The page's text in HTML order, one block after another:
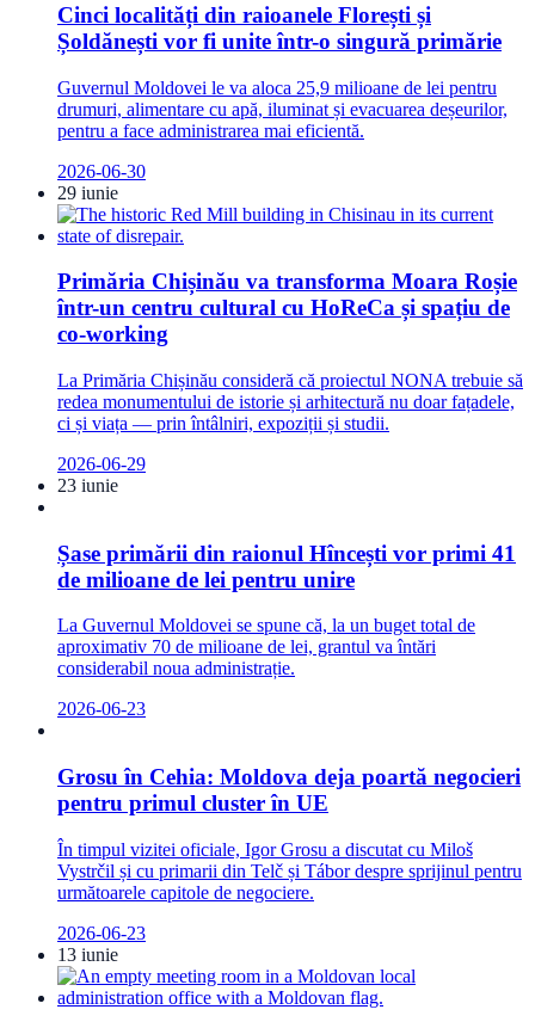
Cinci localități din raioanele Florești și
Șoldănești vor fi unite într-o singură primărie
Guvernul Moldovei le va aloca 25,9 milioane de lei pentru
drumuri, alimentare cu apă, iluminat și evacuarea deșeurilor,
pentru a face administrarea mai eficientă.
2026-06-30
29 iunie
Primăria Chișinău va transforma Moara Roșie
într-un centru cultural cu HoReCa și spațiu de
co-working
La Primăria Chișinău consideră că proiectul NONA trebuie să
redea monumentului de istorie și arhitectură nu doar fațadele,
ci și viața — prin întâlniri, expoziții și studii.
2026-06-29
23 iunie
Șase primării din raionul Hîncești vor primi 41
de milioane de lei pentru unire
La Guvernul Moldovei se spune că, la un buget total de
aproximativ 70 de milioane de lei, grantul va întări
considerabil noua administrație.
2026-06-23
Grosu în Cehia: Moldova deja poartă negocieri
pentru primul cluster în UE
În timpul vizitei oficiale, Igor Grosu a discutat cu Miloš
Vystrčil și cu primarii din Telč și Tábor despre sprijinul pentru
următoarele capitole de negociere.
2026-06-23
13 iunie